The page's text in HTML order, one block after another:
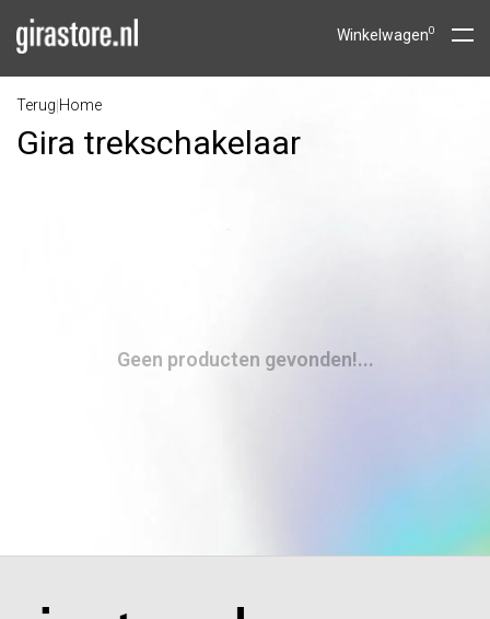
Winkelwagen0
Terug Home
Gira trekschakelaar
Geen producten gevonden!...